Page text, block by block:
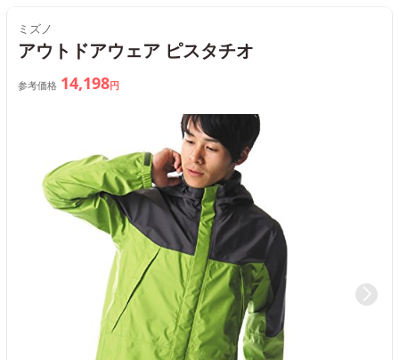
ミズノ
アウトドアウェア ピスタチオ
参考価格 14,198円